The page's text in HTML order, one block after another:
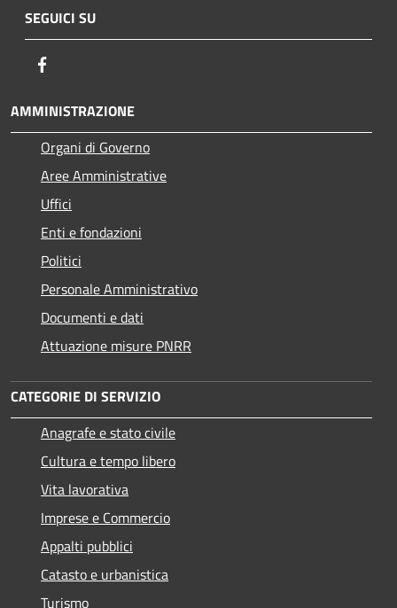
SEGUICI SU
AMMINISTRAZIONE
Organi di Governo
Aree Amministrative
Uffici
Enti e fondazioni
Politici
Personale Amministrativo
Documenti e dati
Attuazione misure PNRR
CATEGORIE DI SERVIZIO
Anagrafe e stato civile
Cultura e tempo libero
Vita lavorativa
Imprese e Commercio
Appalti pubblici
Catasto e urbanistica
Turismo